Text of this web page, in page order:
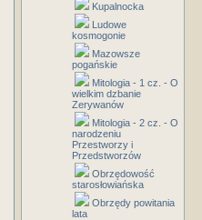
Kupalnocka
Ludowe
kosmogonie
Mazowsze
pogańskie
Mitologia - 1 cz. - O
wielkim dzbanie
Zerywanów
Mitologia - 2 cz. - O
narodzeniu
Przestworzy i
Przedstworzów
Obrzędowość
starosłowiańska
Obrzędy powitania
lata